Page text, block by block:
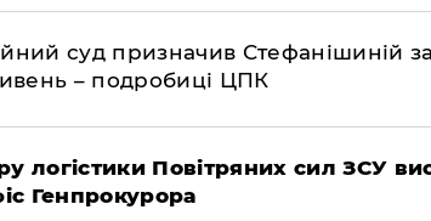
суд призначив Стефанішиній
– подробиці ЦПК
логістики Повітряних сил ЗСУ
Генпрокурора